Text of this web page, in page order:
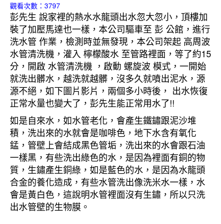
觀看次數：3797
彭先生 說家裡的熱水水龍頭出水忽大忽小，頂樓加
裝了加壓馬達也一樣，本公司驅車至 彭 公館，進行
洗水管 作業，檢測時並無發現，本公司架起 高周波
水管清洗機，灌入 檸檬酸水 至管路裡面，等了約15
分，開啟 水管清洗機 ，啟動 螺旋波 模式，一開始
就洗出髒水，越洗就越髒，沒多久就噴出泥水，源
源不絕，如下圖片影片，兩個多小時後， 出水恢復
正常水量也變大了，彭先生能正常用水了!!
如是自來水，如水管老化，會產生鐵鏽跟泥沙堆
積，洗出來的水就會是咖啡色，地下水含有氧化
錳，管壁上會結成黑色管垢，洗出來的水會跟石油
一樣黑，有些洗出綠色的水，是因為裡面有銅的物
質，生鏽產生銅綠，如是藍色的水，是因為水龍頭
合金的養化造成，有些水管洗出像洗米水一樣，水
會是黃白色，這說明水管裡面沒有生鏽，所以只洗
出水管壁的生物膜。